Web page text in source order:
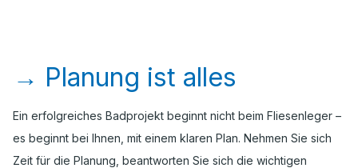
→ Planung ist alles
Ein erfolgreiches Badprojekt beginnt nicht beim Fliesenleger –
es beginnt bei Ihnen, mit einem klaren Plan. Nehmen Sie sich
Zeit für die Planung, beantworten Sie sich die wichtigen